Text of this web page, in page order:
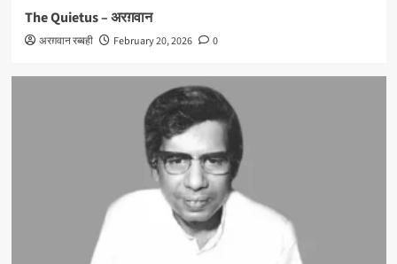
The Quietus – अरग़वान
अरग़वान रब्बही February 20, 2026 0